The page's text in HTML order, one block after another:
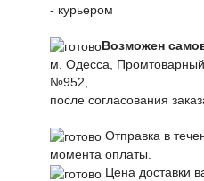
- курьером
Возможен
м. Одесса,
№952,
после согласования
Отправка в
момента оплаты.
Цена доставки